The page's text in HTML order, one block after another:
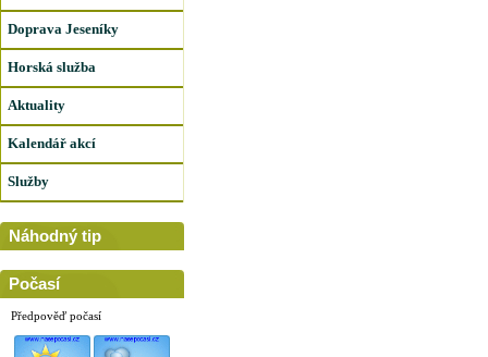
Doprava Jeseníky
Horská služba
Aktuality
Kalendář akcí
Služby
Náhodný tip
Počasí
Předpověď počasí